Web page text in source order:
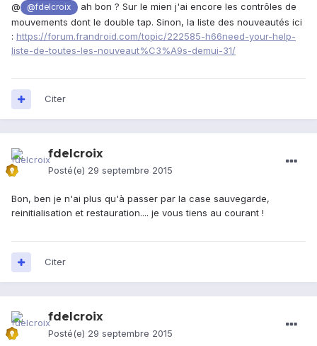
@ @fdelcroix
ah bon ? Sur le mien j'ai encore les contrôles de
mouvements dont le double tap. Sinon, la liste des nouveautés ici
: https://forum.frandroid.com/topic/222585-h66need-your-help-
liste-de-toutes-les-nouveaut%C3%A9s-demui-31/
Citer
fdelcroix
Posté(e) 29 septembre 2015
Bon, ben je n'ai plus qu'à passer par la case sauvegarde,
reinitialisation et restauration.... je vous tiens au courant !
Citer
fdelcroix
Posté(e) 29 septembre 2015